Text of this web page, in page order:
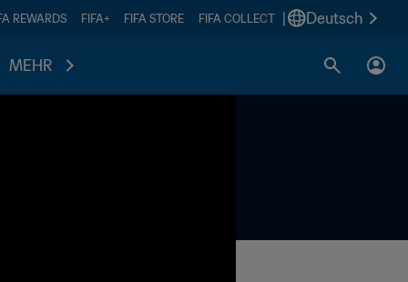
REWARDS FIFA+ FIFA STORE FIFA COLLECT Deutsch
MEHR